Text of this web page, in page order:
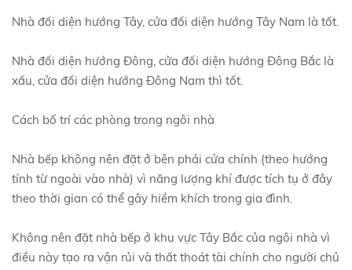
Nhà đối diện hướng Tây, cửa đối diện hướng Tây Nam là tốt.
Nhà đối diện hướng Đông, cửa đối diện hướng Đông Bắc là
xấu, cửa đối diện hướng Đông Nam thì tốt.
Cách bố trí các phòng trong ngôi nhà
Nhà bếp không nên đặt ở bên phải cửa chính (theo hướng
tính từ ngoài vào nhà) vì năng lượng khí được tích tụ ở đây
theo thời gian có thể gây hiềm khích trong gia đình.
Không nên đặt nhà bếp ở khu vực Tây Bắc của ngôi nhà vì
điều này tạo ra vận rủi và thất thoát tài chính cho người chủ